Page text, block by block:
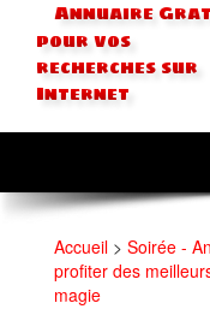
Annuaire
pour vos
recherches sur
Internet
Accueil > Soirée -
profiter des
magie